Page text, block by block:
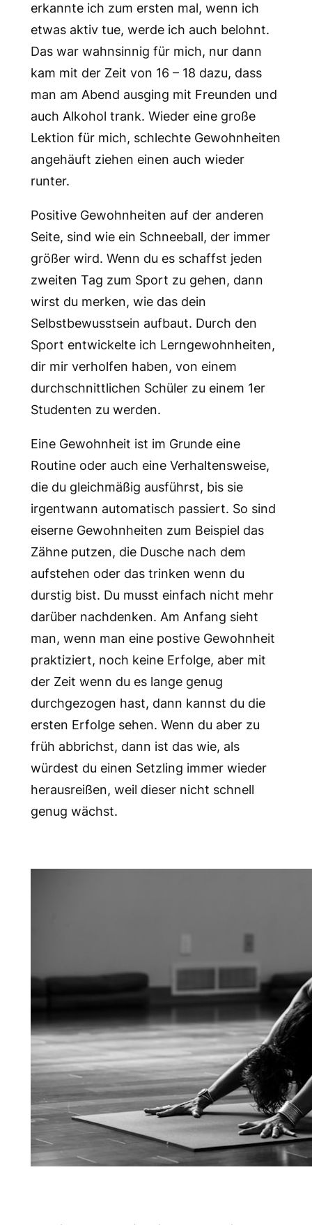
erkannte ich zum ersten mal, wenn ich
etwas aktiv tue, werde ich auch belohnt.
Das war wahnsinnig für mich, nur dann
kam mit der Zeit von 16 – 18 dazu, dass
man am Abend ausging mit Freunden und
auch Alkohol trank. Wieder eine große
Lektion für mich, schlechte Gewohnheiten
angehäuft ziehen einen auch wieder
runter.
Positive Gewohnheiten auf der anderen
Seite, sind wie ein Schneeball, der immer
größer wird. Wenn du es schaffst jeden
zweiten Tag zum Sport zu gehen, dann
wirst du merken, wie das dein
Selbstbewusstsein aufbaut. Durch den
Sport entwickelte ich Lerngewohnheiten,
dir mir verholfen haben, von einem
durchschnittlichen Schüler zu einem 1er
Studenten zu werden.
Eine Gewohnheit ist im Grunde eine
Routine oder auch eine Verhaltensweise,
die du gleichmäßig ausführst, bis sie
irgentwann automatisch passiert. So sind
eiserne Gewohnheiten zum Beispiel das
Zähne putzen, die Dusche nach dem
aufstehen oder das trinken wenn du
durstig bist. Du musst einfach nicht mehr
darüber nachdenken. Am Anfang sieht
man, wenn man eine postive Gewohnheit
praktiziert, noch keine Erfolge, aber mit
der Zeit wenn du es lange genug
durchgezogen hast, dann kannst du die
ersten Erfolge sehen. Wenn du aber zu
früh abbrichst, dann ist das wie, als
würdest du einen Setzling immer wieder
herausreißen, weil dieser nicht schnell
genug wächst.